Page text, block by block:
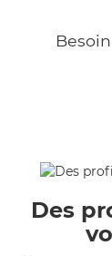
Des